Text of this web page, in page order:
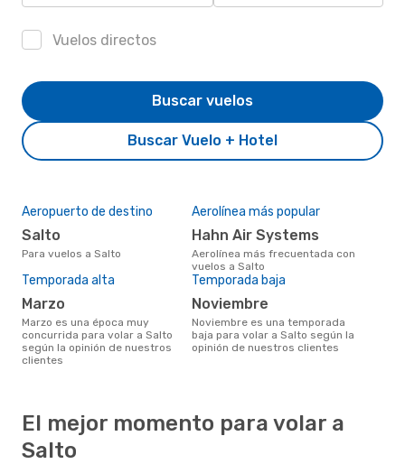
Vuelos directos
Buscar Vuelo + Hotel
Buscar vuelos
Aeropuerto de destino
Salto
Para vuelos a Salto
Aerolínea más popular
Hahn Air Systems
Aerolínea más frecuentada con
vuelos a Salto
Temporada alta
marzo
marzo es una época muy
concurrida para volar a Salto
según la opinión de nuestros
clientes
Temporada baja
noviembre
noviembre es una temporada
baja para volar a Salto según la
opinión de nuestros clientes
El mejor momento para volar a
Salto